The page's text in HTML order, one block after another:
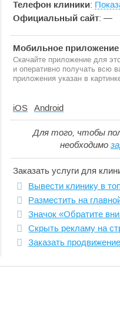
Телефон клиники:
Официальный сайт: —
Мобильное
Скачайте приложение для
и оперативно получать всю
приложения указан в
iOS Android
Для того, чтобы
необходимо
Заказать услуги для
Вывести клинику в топ
Разместить на
Значок «Обратите
Скрыть рекламу на
Заказать продвижение